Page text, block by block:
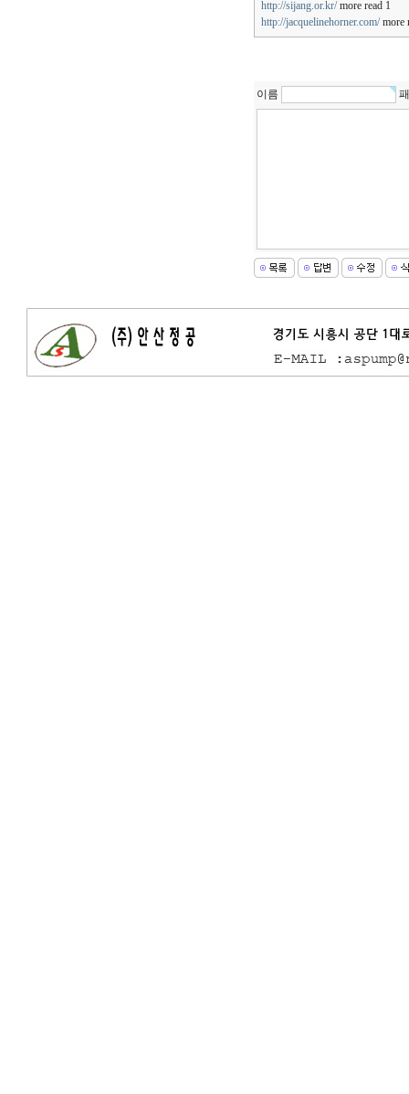
http://sijang.or.kr/more read 1
http://jacquelinehorner.com/more
이름